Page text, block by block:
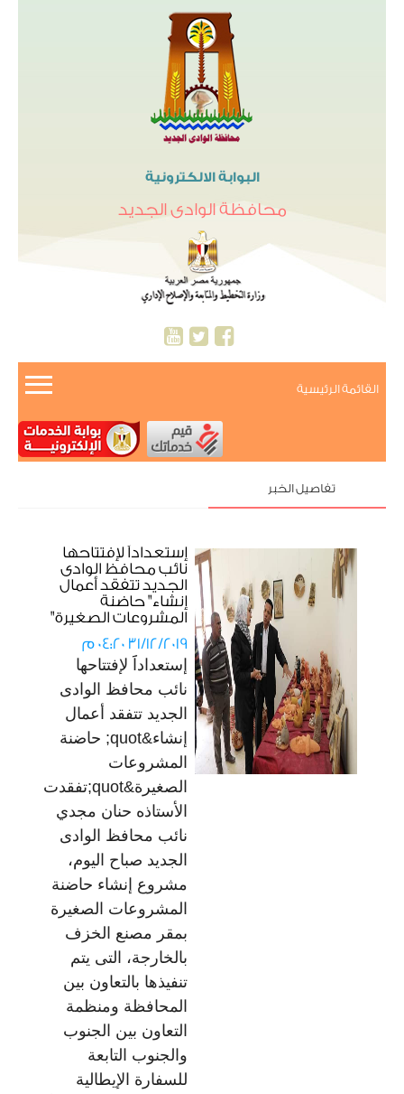
البوابة الالكترونية
محافظة الوادى الجديد
القائمة الرئيسية
تفاصيل الخبر
إستعداداََ لإفتتاحها
نائب محافظ الوادى
الجديد تتفقد أعمال
إنشاء" حاضنة
المشروعات الصغيرة"
31/12/2019 04:20 م
​إستعداداََ لإفتتاحها
نائب محافظ الوادى
الجديد تتفقد أعمال
إنشاء&quot; حاضنة
المشروعات
الصغيرة&quot;تفقدت
الأستاذه حنان مجدي
نائب محافظ الوادى
الجديد صباح اليوم،
مشروع إنشاء حاضنة
المشروعات الصغيرة
بمقر مصنع الخزف
بالخارجة، التى يتم
تنفيذها بالتعاون بين
المحافظة ومنظمة
التعاون بين الجنوب
والجنوب التابعة
للسفارة الإيطالية